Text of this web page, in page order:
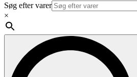
Søg efter varer
×